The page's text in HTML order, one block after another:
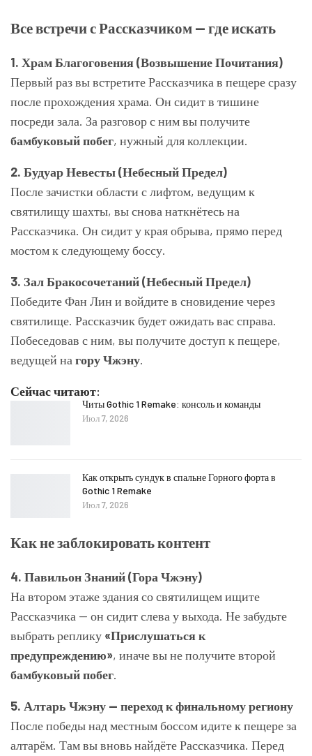
Все встречи с Рассказчиком — где искать
1. Храм Благоговения (Возвышение Почитания)
Первый раз вы встретите Рассказчика в пещере сразу
после прохождения храма. Он сидит в тишине
посреди зала. За разговор с ним вы получите
бамбуковый побег, нужный для коллекции.
2. Будуар Невесты (Небесный Предел)
После зачистки области с лифтом, ведущим к
святилищу шахты, вы снова наткнётесь на
Рассказчика. Он сидит у края обрыва, прямо перед
мостом к следующему боссу.
3. Зал Бракосочетаний (Небесный Предел)
Победите Фан Лин и войдите в сновидение через
святилище. Рассказчик будет ожидать вас справа.
Побеседовав с ним, вы получите доступ к пещере,
ведущей на гору Чжэну.
Сейчас читают:
Читы Gothic 1 Remake: консоль и команды
Июл 7, 2026
Как открыть сундук в спальне Горного форта в
Gothic 1 Remake
Июл 7, 2026
Как не заблокировать контент
4. Павильон Знаний (Гора Чжэну)
На втором этаже здания со святилищем ищите
Рассказчика — он сидит слева у выхода. Не забудьте
выбрать реплику «Прислушаться к
предупреждению», иначе вы не получите второй
бамбуковый побег.
5. Алтарь Чжэну — переход к финальному региону
После победы над местным боссом идите к пещере за
алтарём. Там вы вновь найдёте Рассказчика. Перед